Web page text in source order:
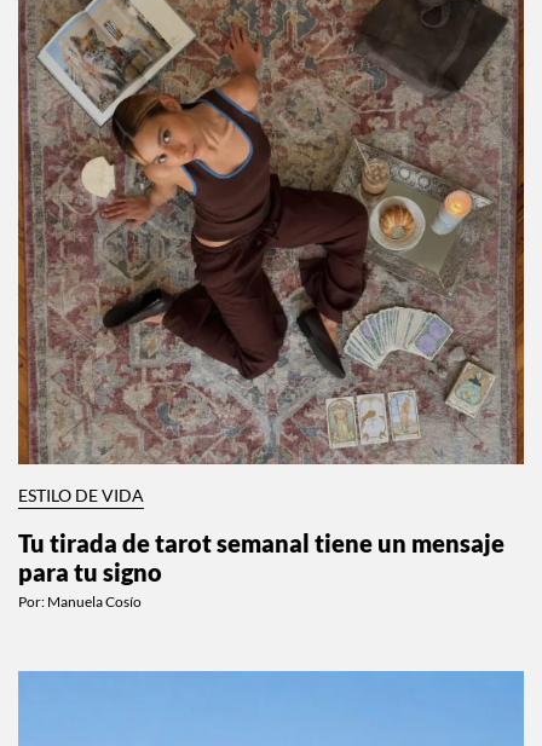
ESTILO DE VIDA
Tu tirada de tarot semanal tiene un mensaje
para tu signo
Por: Manuela Cosío